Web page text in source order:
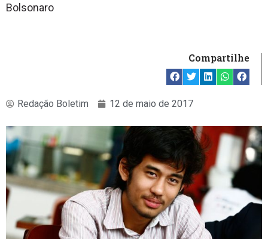
Bolsonaro
Compartilhe
Redação Boletim 12 de maio de 2017